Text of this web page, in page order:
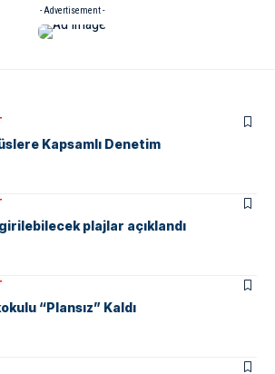
- Advertisement -
Kapsamlı Denetim
plajlar açıklandı
“Plansız” Kaldı